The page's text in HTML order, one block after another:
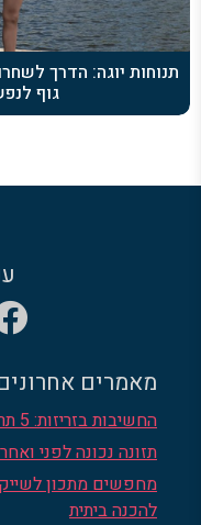
תנוחות יוגה: הדרך
גוף
מאמרים
החשיבות בזריזות: 5 תרגילי זריזות שיהפכו אתכם לאלופים
תזונה נכונה לפני
להכנה ביתית